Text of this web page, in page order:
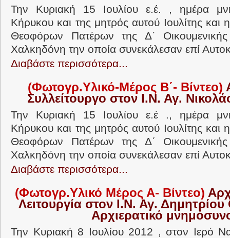
Την Κυριακή 15 Ιουλίου ε.έ. , ημέρα
Κήρυκου και της μητρός αυτού Ιουλίτης
Θεοφόρων Πατέρων της Δ΄
Χαλκηδόνη την οποία συνεκάλεσαν επί
Διαβάστε περισσότερα...
(Φωτογρ.Υλικό-Μέρος B΄- Βίντεο)
Συλλείτουργο στον Ι.Ν. Αγ.
Την Κυριακή 15 Ιουλίου ε.έ ., ημέρα
Κήρυκου και της μητρός αυτού Ιουλίτης
Θεοφόρων Πατέρων της Δ΄
Χαλκηδόνη την οποία συνεκάλεσαν επί
Διαβάστε περισσότερα...
(Φωτογρ.Υλικό Μέρος Α- Βίντεο)
Λειτουργία στον Ι.Ν. Αγ. Δημητρίου
Αρχιερατικό
Την Κυριακή 8 Ιουλίου 2012 , στον Ιερό